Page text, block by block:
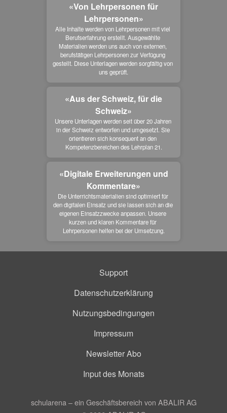
«Von Lehrpersonen für
Lehrpersonen»
Alle Inhalte werden von Lehrpersonen mit viel
Berufserfahrung erstellt. Ausgewählte
Materialien werden uns auch von externen,
berufstätigen Lehrpersonen zur Verfügung
gestellt. Diese Unterlagen werden sorgfältig von
uns geprüft.
«Aus der Schweiz, für die
Schweiz»
Unsere Unterlagen werden seit über 20 Jahren
in der Schweiz entworfen und umgesetzt. Sie
orientieren sich konsequent an den
Kompetenzbereichen des Lehrplan 21.
«Digitale Erweiterungen und
Kommentare»
Die Unterrichtsmaterialien sind optimiert für
den digitalen Einsatz und sie lassen sich an die
eigenen Einsatzzwecke anpassen. Unsere
kurzen und klaren Kommentare für
Lehrpersonen helfen bei der Umsetzung.
Support
Datenschutzerklärung
Nutzungsbedingungen
Impressum
Newsletter Abo
Input des Monats
schularena – ein Geschäftsbereich von ABALIR AG